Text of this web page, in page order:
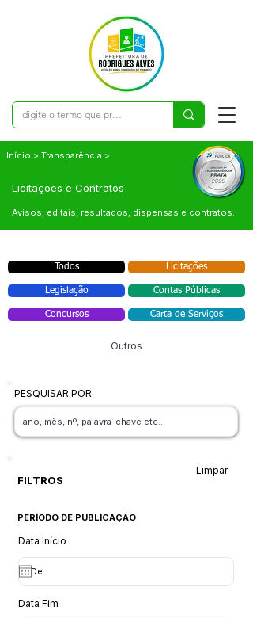
Licitações e Contratos
Avisos, editais, resultados, dispensas e contratos.
Início > Transparência >
Todos
Legislação
Concursos
Licitações
Contas Públicas
Carta de Serviços
Outros
PESQUISAR POR
FILTROS
Limpar
PERÍODO DE PUBLICAÇÃO
Data Início
Data Fim